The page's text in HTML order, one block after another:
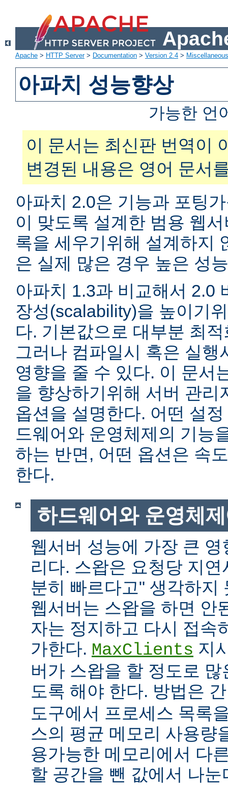
Apache > HTTP Server> Documentation > Version 2.4 >
아파치 성능향상
가능한 언
이 문서는 최신판 번역이
변경된 내용은 영어 문서
아파치 2.0은 기능과 포팅
이 맞도록 설계한 범용 웹
록을 세우기위해 설계하지
은 실제 많은 경우 높은 성
아파치 1.3과 비교해서 2.0
장성(scalability)을 높이기
다. 기본값으로 대부분 최
그러나 컴파일시 혹은 실행
영향을 줄 수 있다. 이 문서
을 향상하기위해 서버 관리
옵션을 설명한다. 어떤 설
드웨어와 운영체제의 기능
하는 반면, 어떤 옵션은 속
한다.
하드웨어와 운영체
웹서버 성능에 가장 큰
리다. 스왑은 요청당 지
분히 빠르다고" 생각하지
웹서버는 스왑을 하면 안
자는 정지하고 다시 접속
가한다. MaxClients 지
버가 스왑을 할 정도로
도록 해야 한다. 방법은
도구에서 프로세스 목록
스의 평균 메모리 사용량
용가능한 메모리에서 다
할 공간을 뺀 값에서 나눈